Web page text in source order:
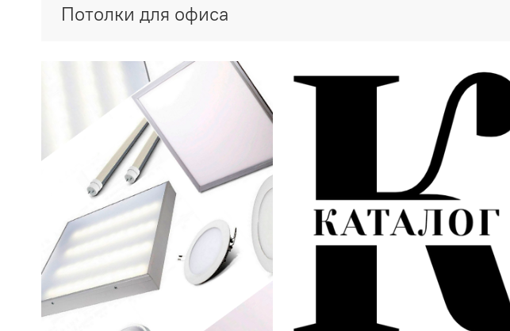
Потолки для офиса